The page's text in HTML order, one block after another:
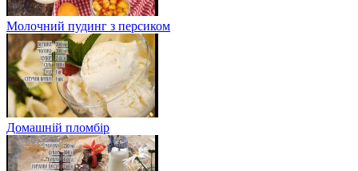
Молочний пудинг з персиком
Домашній пломбір